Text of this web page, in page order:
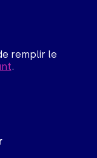
remplir le
.